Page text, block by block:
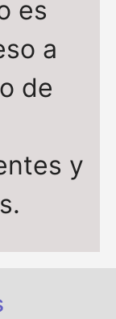
es
a
de
y